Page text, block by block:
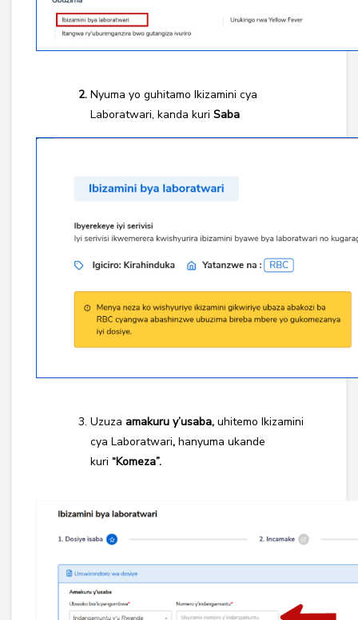
Nyuma yo guhitamo Ikizamini cya
Laboratwari, kanda kuri Saba
Uzuza amakuru y’usaba, uhitemo Ikizamini
cya Laboratwari, hanyuma ukande
kuri “Komeza”.